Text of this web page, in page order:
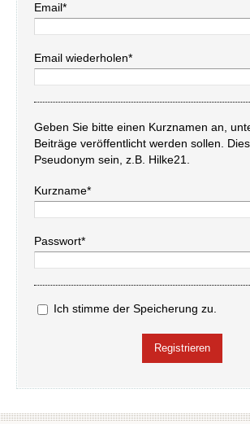
Email*
Email wiederholen*
Geben Sie bitte einen Kurznamen an,
Beiträge veröffentlicht werden sollen.
Pseudonym sein, z.B. Hilke21.
Kurzname*
Passwort*
Ich stimme der Speicherung zu.